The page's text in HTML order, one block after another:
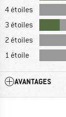
4 étoiles
3 étoiles
2 étoiles
1 étoile
AVANTAGES